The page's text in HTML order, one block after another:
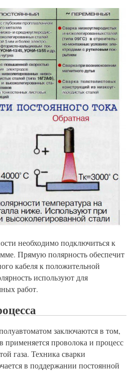
необходимо подключиться к
Прямую полярность обеспечит
кабеля к положительной
используют для
работ.
заключаются в том,
применяется проволока и процесс
газа. Техника сварки
в поддержании постоянной